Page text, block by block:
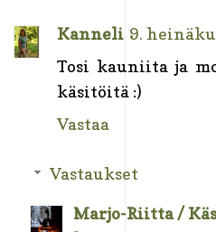
Kanneli 9.
Tosi kauniita ja
käsitöitä :)
Vastaa
Vastaukset
Marjo-Riitta /